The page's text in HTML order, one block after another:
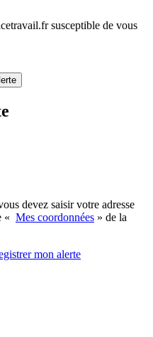
susceptible de vous
devez saisir votre adresse
« Mes coordonnées » de la
mon alerte